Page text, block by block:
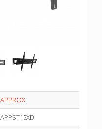
APPROX
APPST15XD